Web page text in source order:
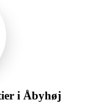
i Åbyhøj